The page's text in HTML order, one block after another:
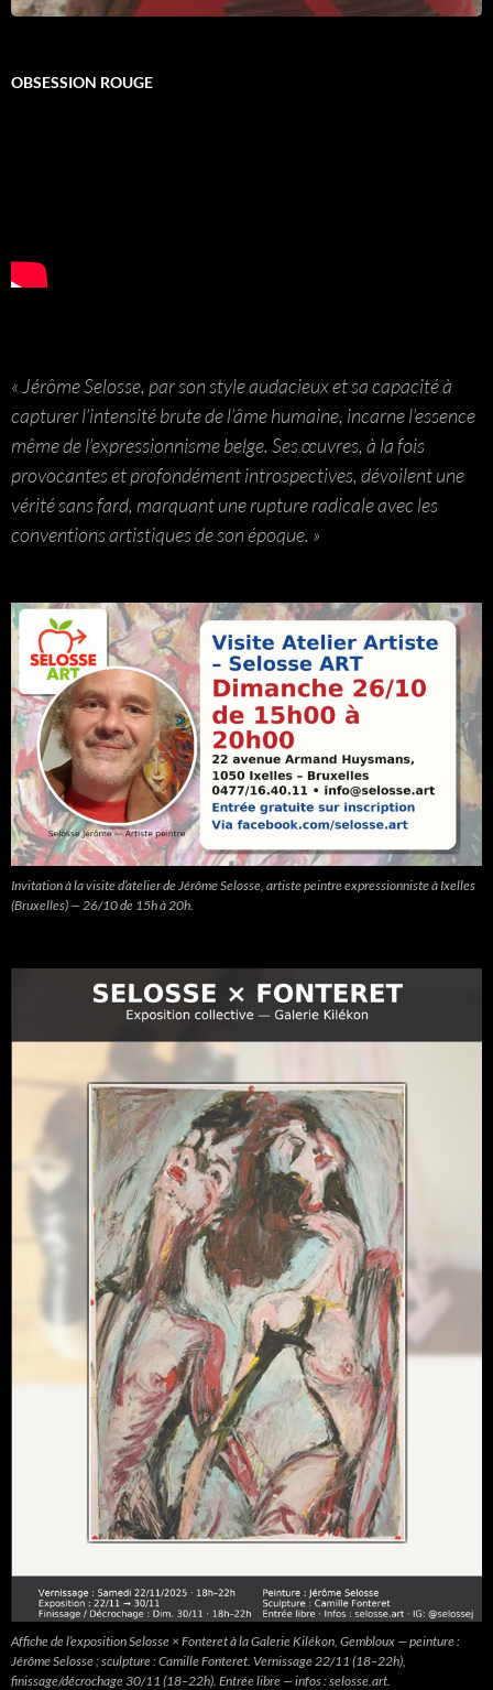
OBSESSION ROUGE
« Jérôme Selosse, par son style audacieux et sa capacité à
capturer l’intensité brute de l’âme humaine, incarne l’essence
même de l’expressionnisme belge. Ses œuvres, à la fois
provocantes et profondément introspectives, dévoilent une
vérité sans fard, marquant une rupture radicale avec les
conventions artistiques de son époque. »
Invitation à la visite d’atelier de Jérôme Selosse, artiste peintre expressionniste à Ixelles
(Bruxelles) — 26/10 de 15h à 20h.
Affiche de l’exposition Selosse × Fonteret à la Galerie Kilékon, Gembloux — peinture :
Jérôme Selosse ; sculpture : Camille Fonteret. Vernissage 22/11 (18–22h),
finissage/décrochage 30/11 (18–22h). Entrée libre — infos : selosse.art.